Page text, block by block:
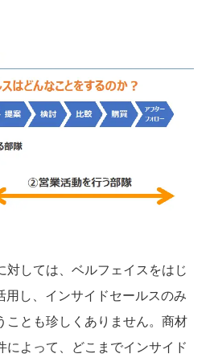
しては、ベルフェイスをはじ
用し、インサイドセールスのみ
ことも珍しくありません。商材
によって、どこまでインサイド